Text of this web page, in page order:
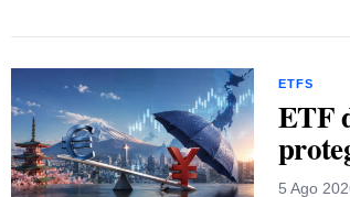
ETFS
ETF
5 Ago